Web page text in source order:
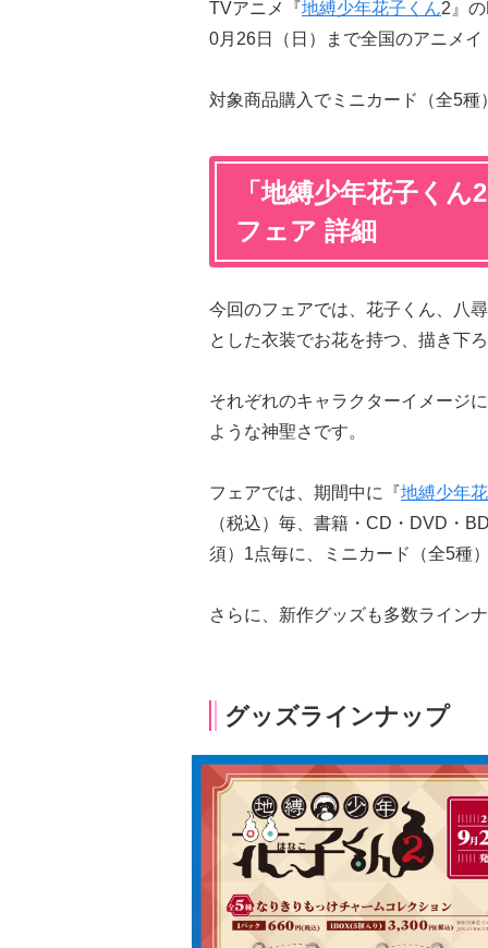
TVアニメ『地縛少年花子くん2』
0月26日（日）まで全国のアニメ
対象商品購入でミニカード（全5
「地縛少年花子く
フェア 詳細
今回のフェアでは、花子くん、八
とした衣装でお花を持つ、描き下
それぞれのキャラクターイメージ
ような神聖さです。
フェアでは、期間中に『地縛少年
（税込）毎、書籍・CD・DVD・
須）1点毎に、ミニカード（全5種
さらに、新作グッズも多数ライン
グッズラインナップ